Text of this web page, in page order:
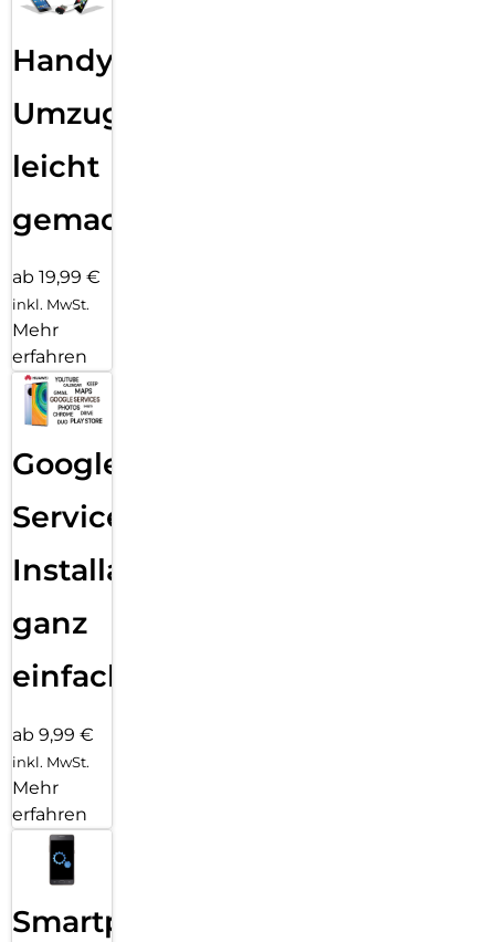
Handy
Umzug
leicht
gemacht!
ab 19,99 €
inkl. MwSt.
Mehr
erfahren
Google
Services
Installation
ganz
einfach
ab 9,99 €
inkl. MwSt.
Mehr
erfahren
Smartphone